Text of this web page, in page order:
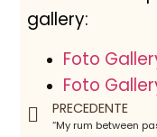
gallery:
Foto
Foto
PRECEDENTE